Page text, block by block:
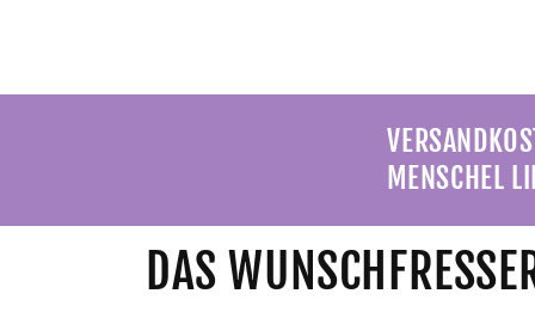
MENSCHEL
DAS